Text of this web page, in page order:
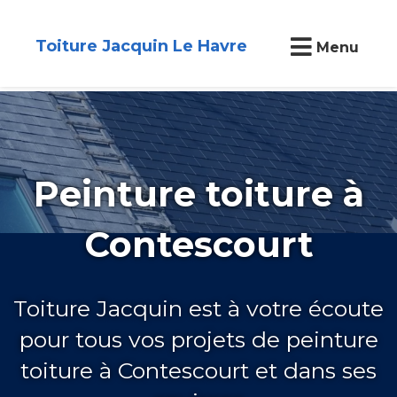
Toiture Jacquin Le Havre Menu
Peinture toiture à
Contescourt
Toiture Jacquin est à votre écoute
pour tous vos projets de peinture
toiture à Contescourt et dans ses